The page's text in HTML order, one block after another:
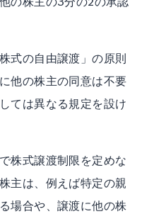
式の自由譲渡」の原則
他の株主の同意は不要
ては異なる規定を設け
株式譲渡制限を定めな
主は、例えば特定の親
場合や、譲渡に他の株